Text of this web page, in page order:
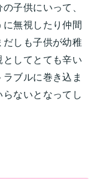
子供にいって、
無視したり仲間
しも子供が幼稚
してとても辛い
ブルに巻き込ま
ないとなってし